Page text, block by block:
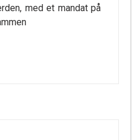
med et mandat på